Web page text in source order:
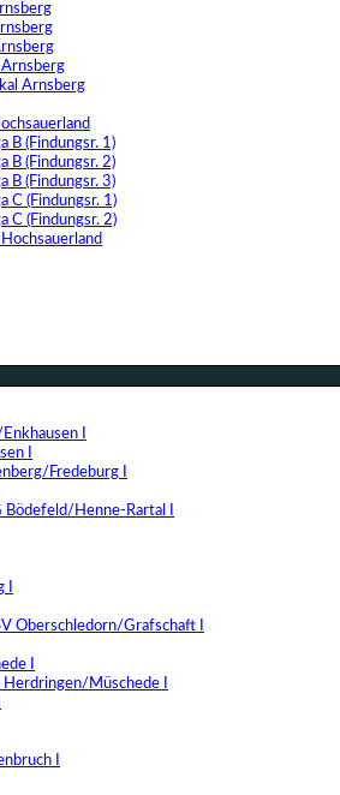
Arnsberg
B (Findungsr. 1)
B (Findungsr. 2)
B (Findungsr. 3)
C (Findungsr. 1)
C (Findungsr. 2)
I
I
Fredeburg I
Bödefeld/Henne-Rartal I
Oberschledorn/Grafschaft I
I
Herdringen/Müschede I
I